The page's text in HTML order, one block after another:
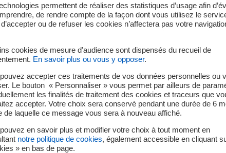
1/4
des technologies de pointe sont au service des clients
permettent de réaliser des statistiques d’usage afin
de rendre compte de la façon dont vous utilisez le
ou de refuser les cookies n’affectera pas votre
cookies de mesure d'audience sont dispensés du recueil de
En savoir plus ou vous y opposer.
accepter ces traitements de vos données personnelles ou
Le bouton « Personnaliser » vous permet par ailleurs de
les finalités de traitement des cookies et traceurs que
accepter. Votre choix sera conservé pendant une durée de 6
de laquelle ce message vous sera à nouveau affiché.
en savoir plus et modifier votre choix à tout moment en
notre politique de cookies, également accessible en cliquant
» en bas de page.